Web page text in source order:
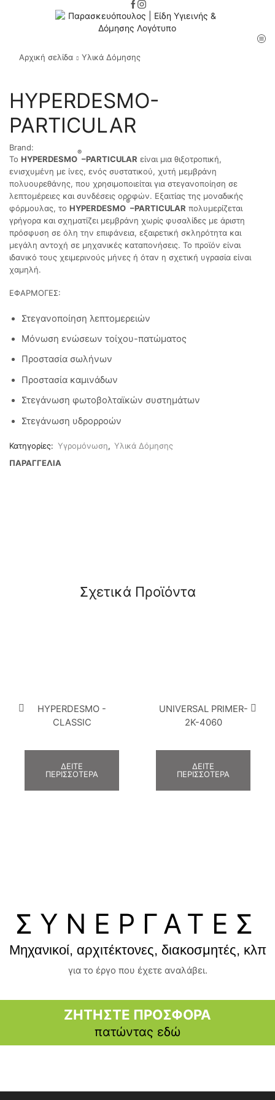
Αρχική σελίδα Υλικά Δόμησης
HYPERDESMO-
PARTICULAR
Brand:
Το HYPERDESMO
®
–PARTICULAR είναι μια θιξοτροπική,
ενισχυμένη με ίνες, ενός συστατικού, χυτή μεμβράνη
πολυουρεθάνης, που χρησιμοποιείται για στεγανοποίηση σε
λεπτομέρειες και συνδέσεις οροφών. Εξαιτίας της μοναδικής
φόρμουλας, το HYPERDESMO
®
–PARTICULAR πολυμερίζεται
γρήγορα και σχηματίζει μεμβράνη χωρίς φυσαλίδες με άριστη
πρόσφυση σε όλη την επιφάνεια, εξαιρετική σκληρότητα και
μεγάλη αντοχή σε μηχανικές καταπονήσεις. Το προϊόν είναι
ιδανικό τους χειμερινούς μήνες ή όταν η σχετική υγρασία είναι
χαμηλή.
ΕΦΑΡΜΟΓΕΣ:
Στεγανοποίηση λεπτομερειών
Μόνωση ενώσεων τοίχου-πατώματος
Προστασία σωλήνων
Προστασία καμινάδων
Στεγάνωση φωτοβολταϊκών συστημάτων
Στεγάνωση υδρορροών
Κατηγορίες: Υγρομόνωση, Υλικά Δόμησης
ΠΑΡΑΓΓΕΛΙΑ
Σχετικά Προϊόντα
HYPERDESMO -
CLASSIC
ΔΕΊΤΕ
ΠΕΡΙΣΣΌΤΕΡΑ
UNIVERSAL PRIMER-
2K-4060
ΔΕΊΤΕ
ΠΕΡΙΣΣΌΤΕΡΑ
ΣΥΝΕΡΓΑΤΕΣ
Μηχανικοί, αρχιτέκτονες, διακοσμητές, κλπ
για το έργο που έχετε αναλάβει.
ΖΗΤΗΣΤΕ ΠΡΟΣΦΟΡΑ
πατώντας εδώ